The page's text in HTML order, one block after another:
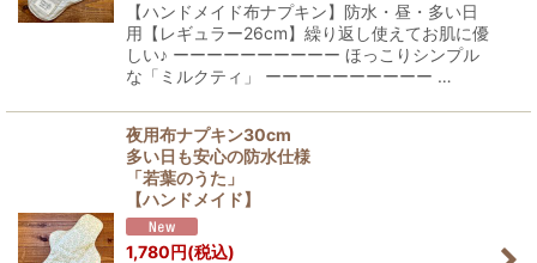
【ハンドメイド布ナプキン】防水・昼・多い日
用【レギュラー26cm】繰り返し使えてお肌に優
しい♪ ーーーーーーーーーー ほっこりシンプル
な「ミルクティ」 ーーーーーーーーーー …
夜用布ナプキン30cm
多い日も安心の防水仕様
「若葉のうた」
【ハンドメイド】
1,780円(税込)